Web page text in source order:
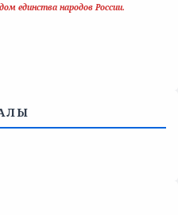
единства народов России.